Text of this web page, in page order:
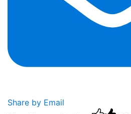
Share by Email